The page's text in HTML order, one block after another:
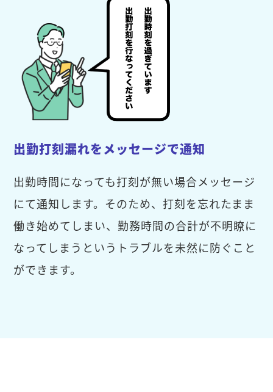
出勤打刻漏れをメッセージで通知
出勤時間になっても打刻が無い場合メッセージ
にて通知します。そのため、打刻を忘れたまま
働き始めてしまい、勤務時間の合計が不明瞭に
なってしまうというトラブルを未然に防ぐこと
ができます。